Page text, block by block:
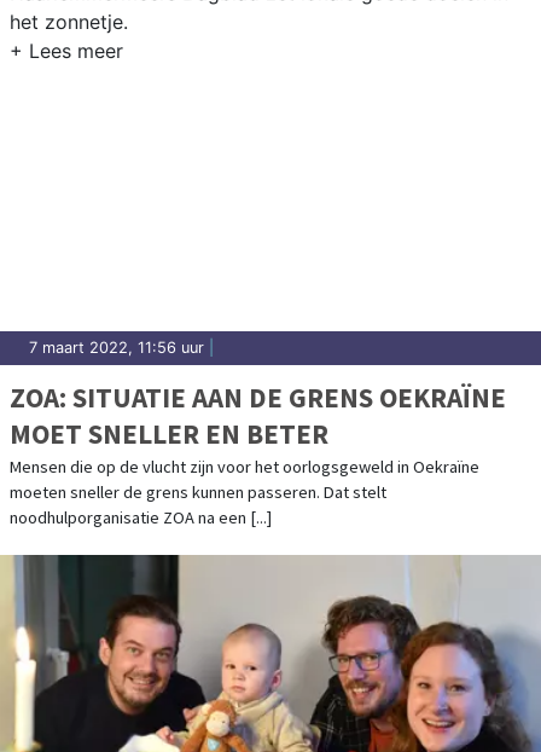
het zonnetje.
7 maart 2022, 11:56 uur
ZOA: SITUATIE AAN DE GRENS OEKRAÏNE
MOET SNELLER EN BETER
Mensen die op de vlucht zijn voor het oorlogsgeweld in Oekraïne
moeten sneller de grens kunnen passeren. Dat stelt
noodhulporganisatie ZOA na een [...]